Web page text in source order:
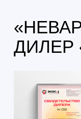
ДИЛЕР